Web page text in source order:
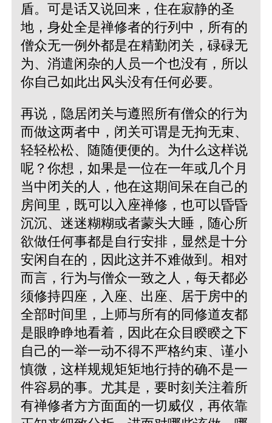
盾。可是话又说回来，住在寂静的圣
地，身处全是禅修者的行列中，所有的
僧众无一例外都是在精勤闭关，碌碌无
为、消遣闲杂的人员一个也没有，所以
你自己如此出风头没有任何必要。
再说，隐居闭关与遵照所有僧众的行为
而做这两者中，闭关可谓是无拘无束、
轻轻松松、随随便便的。为什么这样说
呢？你想，如果是一位在一年或几个月
当中闭关的人，他在这期间呆在自己的
房间里，既可以入座禅修，也可以昏昏
沉沉、迷迷糊糊或者蒙头大睡，随心所
欲做任何事都是自行安排，显然是十分
安闲自在的，因此这并不难做到。相对
而言，行为与僧众一致之人，每天都必
须修持四座，入座、出座、居于房中的
全部时间里，上师与所有的同修道友都
是眼睁睁地看着，因此在众目睽睽之下
自己的一举一动不得不严格约束、谨小
慎微，这样规规矩矩地行持的确不是一
件容易的事。尤其是，要时刻关注着所
有禅修者方方面面的一切威仪，再依靠